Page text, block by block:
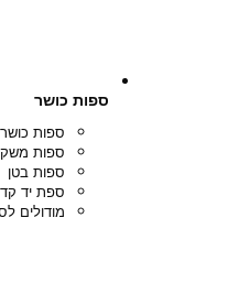
ספות כושר
ספות כושר
ספות
ספות בטן
ספת יד
מודולים